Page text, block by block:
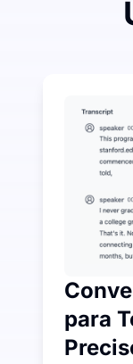
UniScribe
Mais
Gere
para